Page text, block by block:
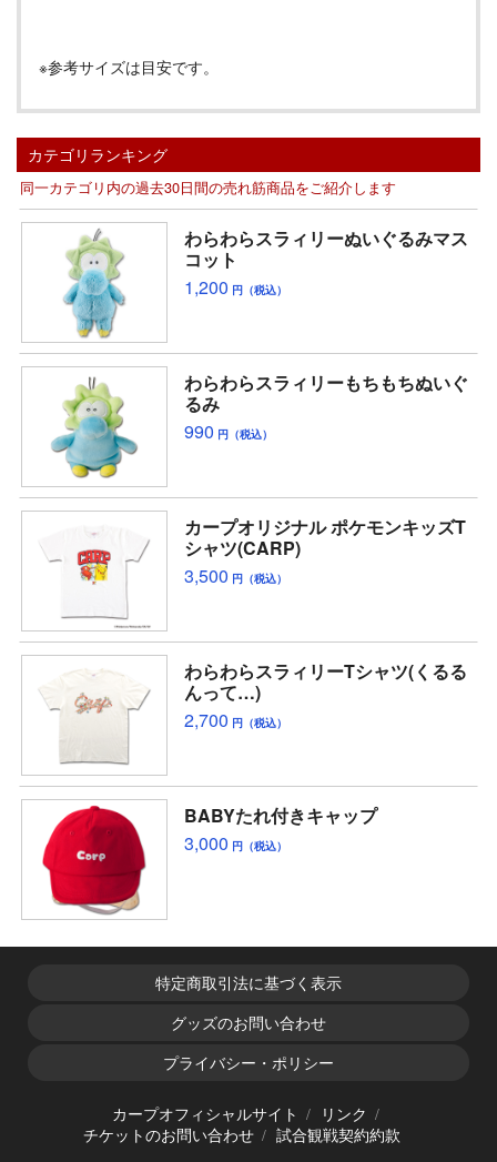
※参考サイズは目安です。
カテゴリランキング
同一カテゴリ内の過去30日間の売れ筋商品をご紹介します
わらわらスラィリーぬいぐるみマス
コット
1,200 円（税込）
わらわらスラィリーもちもちぬいぐ
るみ
990 円（税込）
カープオリジナル ポケモンキッズT
シャツ(CARP)
3,500 円（税込）
わらわらスラィリーTシャツ(くるる
んって…)
2,700 円（税込）
BABYたれ付きキャップ
3,000 円（税込）
特定商取引法に基づく表示
グッズのお問い合わせ
プライバシー・ポリシー
カープオフィシャルサイト
リンク
チケットのお問い合わせ
試合観戦契約約款